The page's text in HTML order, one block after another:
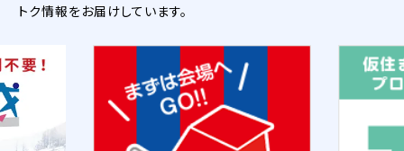
トク情報をお届けしています。